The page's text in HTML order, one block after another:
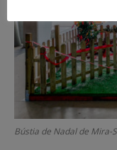
Bústia de Nadal de Mira-